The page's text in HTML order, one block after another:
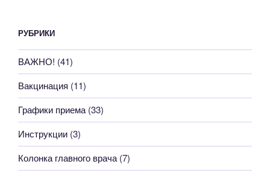
РУБРИКИ
ВАЖНО! (41)
Вакцинация (11)
Графики приема (33)
Инструкции (3)
Колонка главного врача (7)